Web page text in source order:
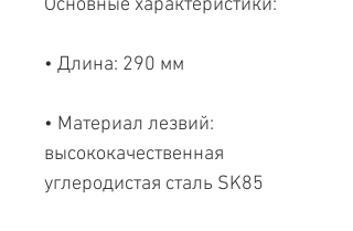
Основные характеристики:
• Длина: 290 мм
• Материал лезвий:
высококачественная
углеродистая сталь SK85